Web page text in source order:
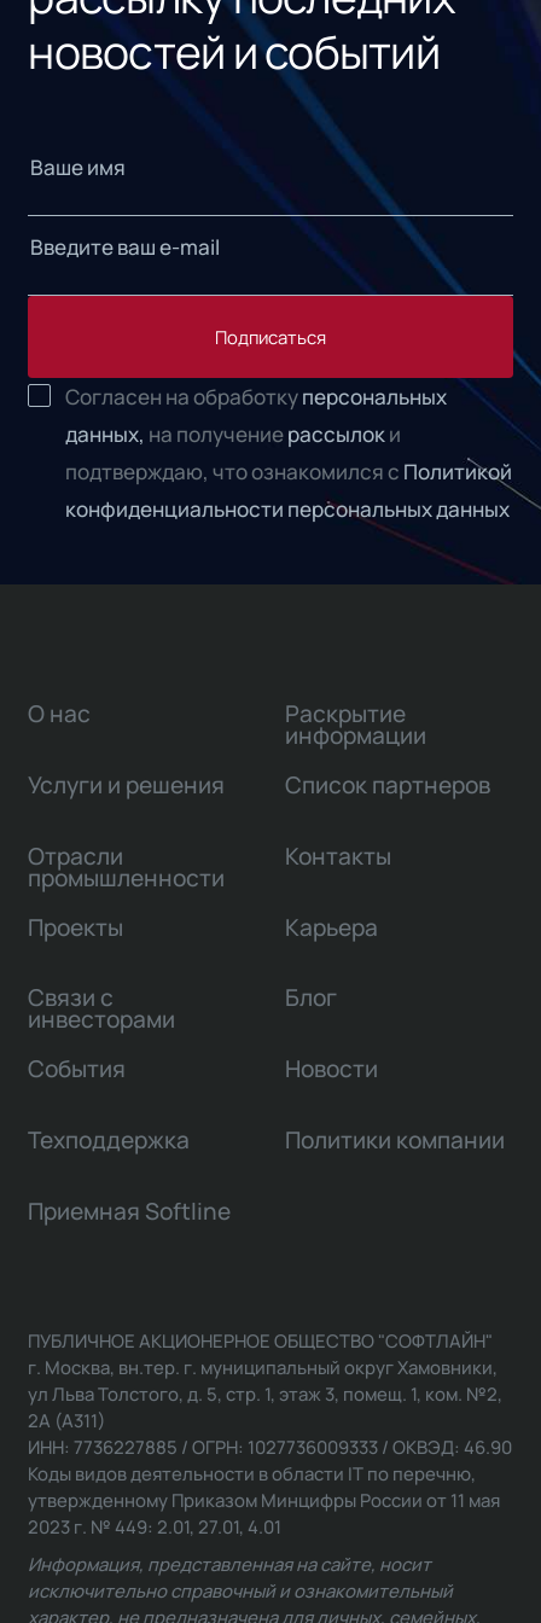
новостей и событий
Подписаться
Согласен на обработкуперсональных
данных, на получениерассылоки
подтверждаю, что ознакомился с Политикой
конфиденциальности персональных данных
О нас
Услуги и решения
Отрасли
промышленности
Проекты
Связи с
инвесторами
Раскрытие
информации
Список партнеров
Контакты
Карьера
Блог
События Новости
Техподдержка Политики компании
Приемная Softline
ПУБЛИЧНОЕ АКЦИОНЕРНОЕ ОБЩЕСТВО "СОФТЛАЙН"
г. Москва, вн.тер. г. муниципальный округ Хамовники,
ул Льва Толстого, д. 5, стр. 1, этаж 3, помещ. 1, ком. №2,
2А (А311)
ИНН: 7736227885 / ОГРН: 1027736009333 / ОКВЭД: 46.90
Коды видов деятельности в области IT по перечню,
утвержденному Приказом Минцифры России от 11 мая
2023 г. № 449: 2.01, 27.01, 4.01
Информация, представленная на сайте, носит
исключительно справочный и ознакомительный
характер, не предназначена для личных, семейных,